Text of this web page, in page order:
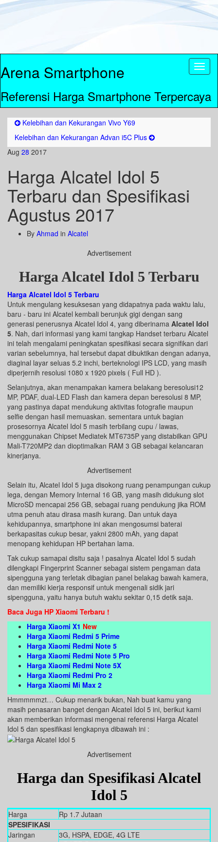
Arena Smartphone
Referensi Harga Smartphone Terpercaya
Kelebihan dan Kekurangan Vivo Y69
Kelebihan dan Kekurangan Advan i5C Plus
Aug 28 2017
Harga Alcatel Idol 5
Terbaru dan Spesifikasi
Agustus 2017
By Ahmad in Alcatel
Advertisement
Harga Alcatel Idol 5 Terbaru
Harga Alcatel Idol 5 Terbaru
Untuk mengulang kesuksesan yang didapatnya pada waktu lalu,
baru - baru ini Alcatel kembali berunjuk gigi dengan sang
generasi penerusnya Alcatel Idol 4, yang diberinama Alcatel Idol
5. Nah, dari informasi yang kami tangkap Handset terbaru Alcatel
ini telah mengalami peningkatan spesifikasi secara signifikan dari
varian sebelumnya, hal tersebut dapat dibuktikan dengan adanya,
diaginal layar seluas 5.2 inchi, berteknologi IPS LCD, yang masih
diperjernih resolusi 1080 x 1920 pixels ( Full HD ).
Selanjutnya, akan menampakan kamera belakang beresolusi12
MP, PDAF, dual-LED Flash dan kamera depan beresolusi 8 MP,
yang pastinya dapat mendukung aktivitas fotografie maupun
selfie dengan hasil memuaskan. sementara untuk bagian
prosesornya Alcatel Idol 5 masih terbilang cupu / lawas,
menggunakan Chipset Mediatek MT6735P yang distabilkan GPU
Mali-T720MP2 dan dioptimalkan RAM 3 GB sebagai kelancaran
kinerjanya.
Advertisement
Selain itu, Alcatel Idol 5 juga disokong ruang penampungan cukup
lega, dengan Memory Internal 16 GB, yang masih didukung slot
MicroSD mencapai 256 GB, sebagai ruang pendukung jika ROM
utma penuh atau dirasa masih kurang. Dan untuk daya
kehidupannya, smartphone ini akan mengosumsi baterai
berkapasitas cukup besar, yakni 2800 mAh, yang dapat
menopang kehidupan HP bertahan lama.
Tak cukup samapai disitu saja ! pasalnya Alcatel Idol 5 sudah
dilengkapi Fingerprint Scanner sebagai sistem pengaman data
sipengguna yang terletak dibagian panel belakag bawah kamera,
dan memiliki kierja responsif untuk mengenali sidik jari
sipengguna, yaitu hanya butuh waktu sekitar 0,15 detik saja.
Baca Juga HP Xiaomi Terbaru !
Harga Xiaomi X1 New
Harga Xiaomi Redmi 5 Prime
Harga Xiaomi Redmi Note 5
Harga Xiaomi Redmi Note 5 Pro
Harga Xiaomi Redmi Note 5X
Harga Xiaomi Redmi Pro 2
Harga Xiaomi Mi Max 2
Hmmmmmzt… Cukup menarik bukan, Nah buat kamu yang
masih penasaran banget dengan Alcatel Idol 5 ini, berikut kami
akan memberikan informasi mengenai referensi Harga Alcatel
Idol 5 dan spesifikasi lengkapnya dibawah ini :
Advertisement
Harga dan Spesifikasi Alcatel
Idol 5
Harga
Rp 1.7 Jutaan
SPESIFIKASI
Jaringan
3G, HSPA, EDGE, 4G LTE